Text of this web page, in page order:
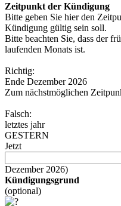
Zeitpunkt der Kündigung
Bitte geben Sie hier den
Kündigung gültig sein soll.
Bitte beachten Sie, dass der
laufenden Monats ist.
Richtig:
Ende Dezember 2026
Zum nächstmöglichen
Falsch:
letztes jahr
GESTERN
Jetzt
Dezember 2026)
Kündigungsgrund
(optional)